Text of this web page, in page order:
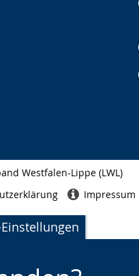
Westfalen-Lippe (LWL)
Impressum